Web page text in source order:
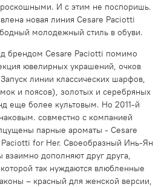
И с этим не поспоришь.
новая линия Cesare Paciotti
молодежный стиль в обуви.
брендом Cesare Paciotti помимо
ювелирных украшений, очков
линии классических шарфов,
и поясов), золотых и серебряных
еще более культовым. Но 2011-й
совместно с компанией
парные ароматы - Cesare
for Her. Своеобразный Инь-Ян
дополняют друг друга,
так нуждаются влюбленные
– красный для женской версии,